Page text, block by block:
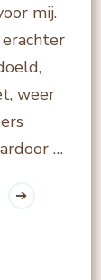
mij.
weer
…